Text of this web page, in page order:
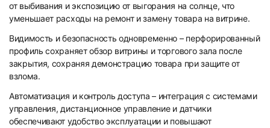
от выбивания и экспозицию от выгорания на солнце, что
уменьшает расходы на ремонт и замену товара на витрине.
Видимость и безопасность одновременно – перфорированный
профиль сохраняет обзор витрины и торгового зала после
закрытия, сохраняя демонстрацию товара при защите от
взлома.
Автоматизация и контроль доступа – интеграция с системами
управления, дистанционное управление и датчики
обеспечивают удобство эксплуатации и повышают